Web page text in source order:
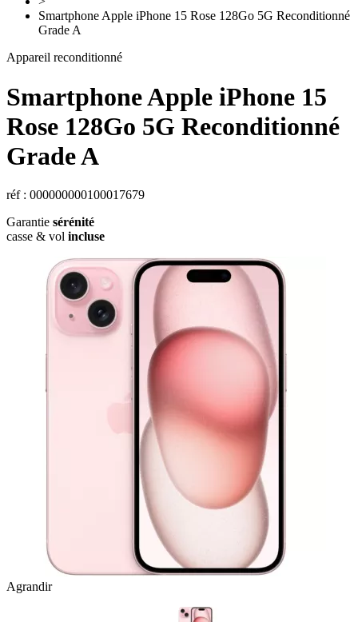
Smartphone Apple iPhone 15 Rose 128Go 5G Reconditionné
Grade A
Appareil reconditionné
Smartphone Apple iPhone 15
Rose 128Go 5G Reconditionné
Grade A
réf : 000000000100017679
Garantie sérénité
casse & vol incluse
Agrandir